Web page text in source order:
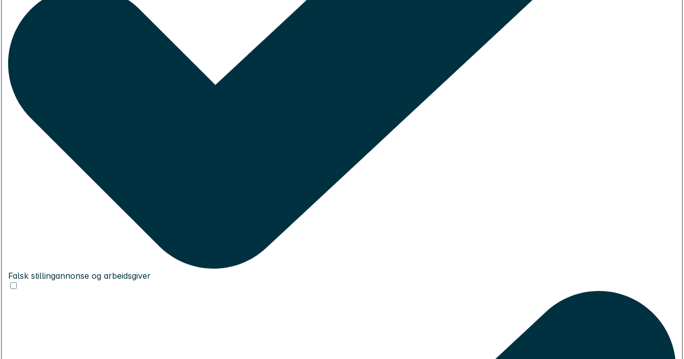
Falsk stillingannonse og arbeidsgiver